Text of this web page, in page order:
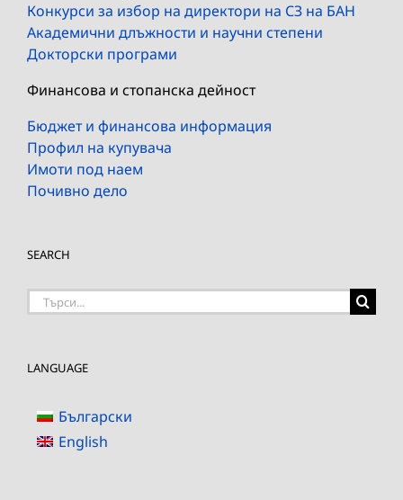
Конкурси за избор на директори на СЗ на БАН
Академични длъжности и научни степени
Докторски програми
Финансова и стопанска дейност
Бюджет и финансова информация
Профил на купувача
Имоти под наем
Почивно дело
SEARCH
Търсене
LANGUAGE
Български
English